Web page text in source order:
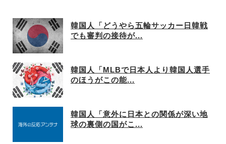
韓国人「どうやら五輪サッカー日韓戦
でも審判の接待が...
韓国人「MLBで日本人より韓国人選手
のほうがこの能...
韓国人「意外に日本との関係が深い地
球の裏側の国がこ...